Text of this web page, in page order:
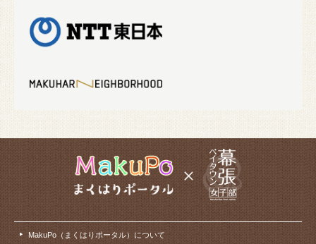
MakuPo（まくはりポータル）について